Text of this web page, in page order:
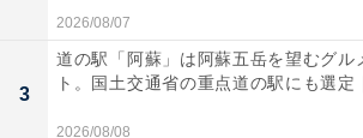
田中君なりに気合を入れたデートだっ
はそれっきりとなった。トイレに立つ
2026/08/07
3
道の駅「阿蘇」は阿蘇五岳を望むグル
ト。国土交通省の重点道の駅にも選定
2026/08/08